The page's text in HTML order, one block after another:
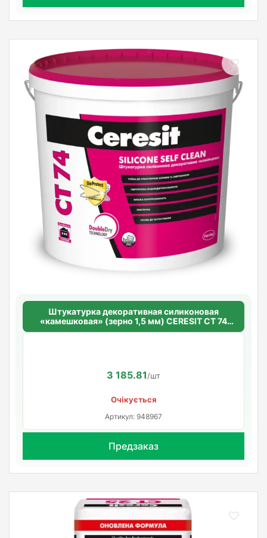
Штукатурка декоративная силиконовая
«камешковая» (зерно 1,5 мм) CERESIT CT 74
SILICONE SELF CLEAN
3 185.81/шт
Очікується
Артикул: 948967
Предзаказ